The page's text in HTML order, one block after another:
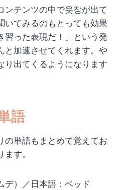
ンテンツの中で옷장が出て
いてみるのもとっても効果
習った表現だ！」という発
と加速させてくれます。や
り出てくるようになります
語
の単語もまとめて覚えてお
す。
デ）／日本語：ベッド